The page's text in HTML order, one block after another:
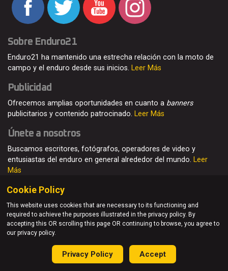
Sobre Enduro21
Enduro21 ha mantenido una estrecha relación con la moto de
campo y el enduro desde sus inicios. Leer Más
Publicidad
Ofrecemos amplias oportunidades en cuanto a banners
publicitarios y contenido patrocinado. Leer Más
Únete a nosotros
Buscamos escritores, fotógrafos, operadores de video y
entusiastas del enduro en general alrededor del mundo. Leer
Más
© Enduro21 / Future7Media Limited. Todos los derechos
reservados
Quienes somos Contacto Únete Publicidad
Privacy Policy
Cookie Policy
This website uses cookies that are necessary to its functioning and
required to achieve the purposes illustrated in the privacy policy. By
accepting this OR scrolling this page OR continuing to browse, you agree to
our privacy policy.
Privacy Policy Accept